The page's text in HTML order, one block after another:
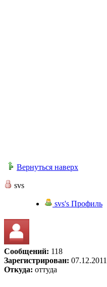
Вернуться наверх
svs
svs's Профиль
Сообщений: 118
Зарегистрирован: 07.12.2011
Откуда: оттуда